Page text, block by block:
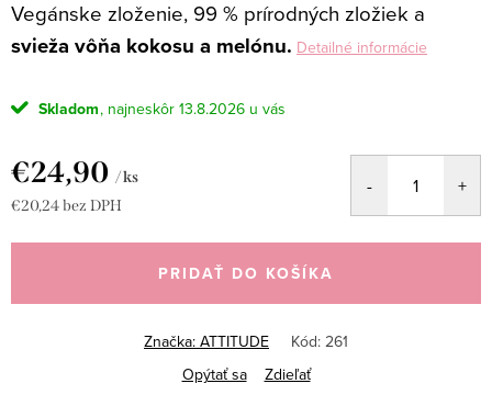
Vegánske zloženie, 99 % prírodných zložiek a
svieža vôňa kokosu a melónu. Detailné informácie
Skladom 13.8.2026
€24,90 / ks
€20,24 bez DPH
cena:
PRIDAŤ DO KOŠÍKA
Značka: ATTITUDE Kód: 261
Opýtať sa
Zdieľať